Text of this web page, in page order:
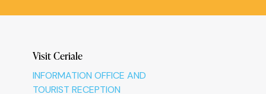
Visit Ceriale
INFORMATION OFFICE AND
TOURIST RECEPTION